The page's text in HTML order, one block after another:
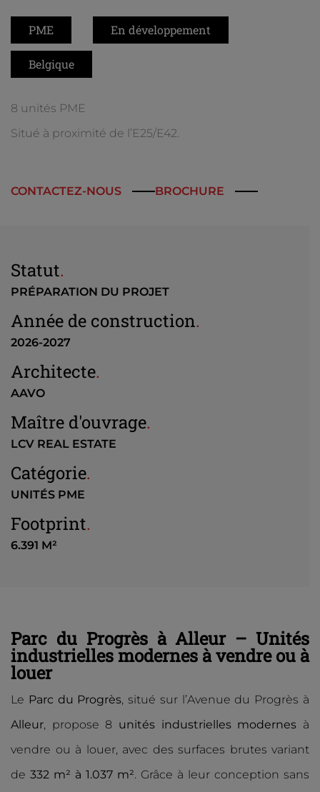
PME En développement
Belgique
8 unités PME
Situé à proximité de l’E25/E42.
CONTACTEZ-NOUS BROCHURE
Statut.
PRÉPARATION DU PROJET
Année de construction.
2026-2027
Architecte.
AAVO
Maître d'ouvrage.
LCV REAL ESTATE
Catégorie.
UNITÉS PME
Footprint.
6.391 M²
Parc du Progrès à Alleur – Unités
industrielles modernes à vendre ou à
louer
Le Parc du Progrès, situé sur l’Avenue du Progrès à
Alleur, propose 8 unités industrielles modernes à
vendre ou à louer, avec des surfaces brutes variant
de 332 m² à 1.037 m². Grâce à leur conception sans